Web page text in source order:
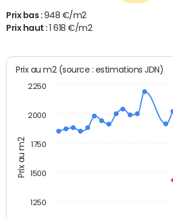
Prix bas : 948 €/m2
Prix haut :1 618 €/m2
Prix au m2
Prix au m2 (source : estimations JDN)
1250
1500
1750
2000
2250